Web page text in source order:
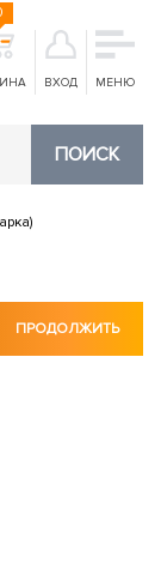
ВХОД МЕНЮ
ПОИСК
ПРОДОЛЖИТЬ